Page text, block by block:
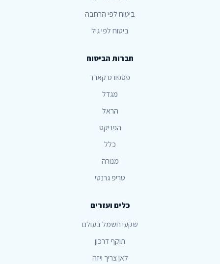
ביטוח לפי הרחבה
ביטוח לפי גיל
חברות הביטוח
פספורט קארד
מגדל
הראל
הפניקס
כלל
מנורה
טריפ גרנטי
כלים ועזרים
שקעי חשמל בעולם
תוקף דרכון
לאן צריך ויזה